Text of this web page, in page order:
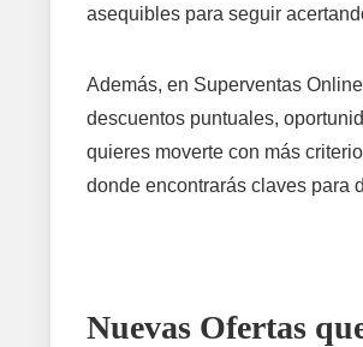
asequibles para seguir
Además, en Superventas
descuentos puntuales,
quieres moverte con más
donde encontrarás claves para
Nuevas Ofertas